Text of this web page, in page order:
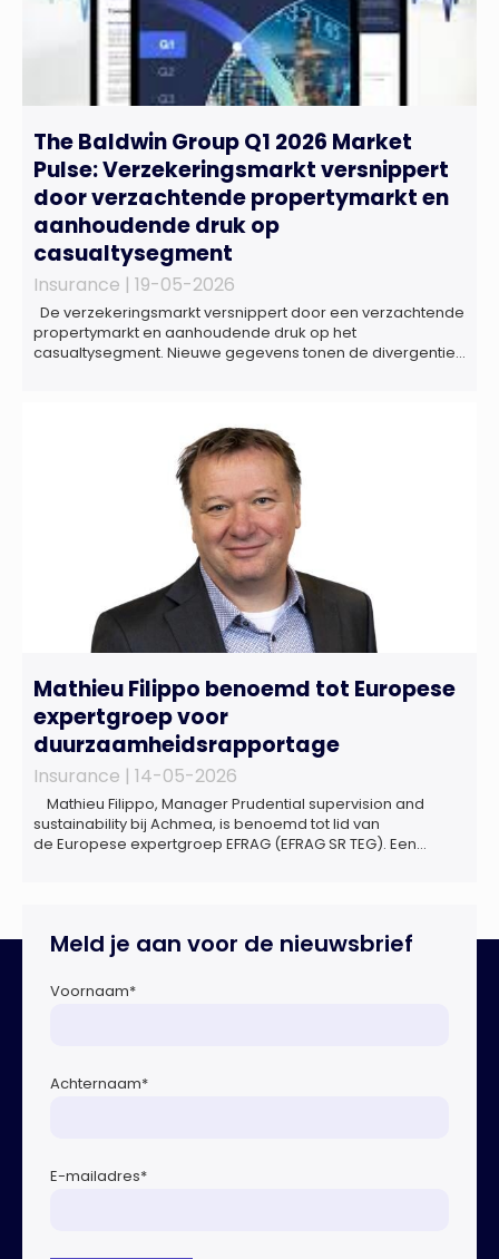
The Baldwin Group Q1 2026 Market
Pulse: Verzekeringsmarkt versnippert
door verzachtende propertymarkt en
aanhoudende druk op
casualtysegment
Insurance | 19-05-2026
De verzekeringsmarkt versnippert door een verzachtende
propertymarkt en aanhoudende druk op het
casualtysegment. Nieuwe gegevens tonen de divergentie
het Market Pulse Report voor het eerste kwartaal van 2026
De bedrijfsmatige […]
Mathieu Filippo benoemd tot Europese
expertgroep voor
duurzaamheidsrapportage
Insurance | 14-05-2026
Mathieu Filippo, Manager Prudential supervision and
sustainability bij Achmea, is benoemd tot lid van
de Europese expertgroep EFRAG (EFRAG SR TEG). Een
Europese Commissie bij het ontwikkelen van […]
Meld je aan voor de nieuwsbrief
Voornaam*
Achternaam*
E-mailadres*